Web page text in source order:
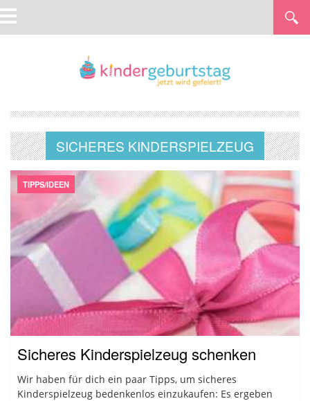
SICHERES KINDERSPIELZEUG
TIPPS/IDEEN
Sicheres Kinderspielzeug schenken
Wir haben für dich ein paar Tipps, um sicheres
Kinderspielzeug bedenkenlos einzukaufen: Es ergeben